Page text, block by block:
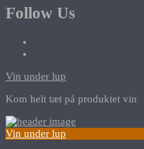
Follow Us
Vin under lup
Kom helt tæt på produktet vin
Vin under lup